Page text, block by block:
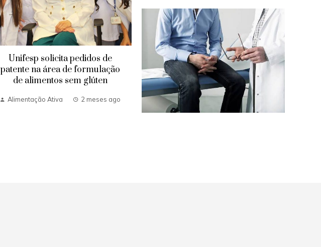
Unifesp solicita pedidos de
patente na área de formulação
de alimentos sem glúten
Alimentação Ativa 2 meses ago